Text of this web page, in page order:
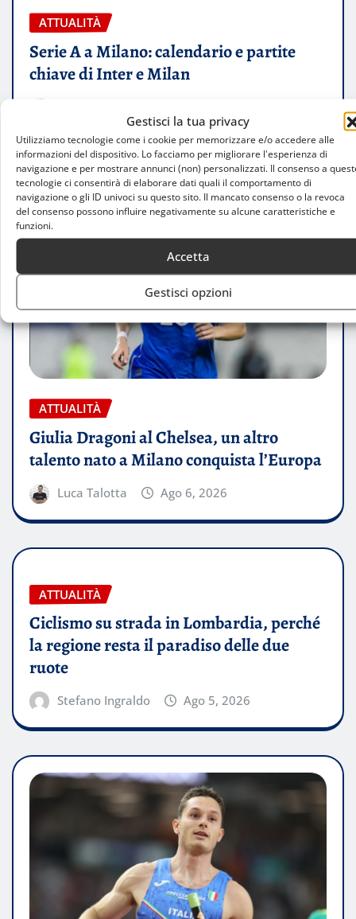
Gestisci la tua privacy
Utilizziamo tecnologie come i cookie per memorizzare e/o accedere alle
informazioni del dispositivo. Lo facciamo per migliorare l'esperienza di
navigazione e per mostrare annunci (non) personalizzati. Il consenso a
tecnologie ci consentirà di elaborare dati quali il comportamento di
navigazione o gli ID univoci su questo sito. Il mancato consenso o la revoca
del consenso possono influire negativamente su alcune caratteristiche e
funzioni.
Accetta
Gestisci opzioni
ATTUALITÀ
Serie A a Milano: calendario e partite
chiave di Inter e Milan
ATTUALITÀ
Giulia Dragoni al Chelsea, un altro
talento nato a Milano conquista l’Europa
Luca Talotta Ago 6, 2026
ATTUALITÀ
Ciclismo su strada in Lombardia, perché
la regione resta il paradiso delle due
ruote
Stefano Ingraldo Ago 5, 2026